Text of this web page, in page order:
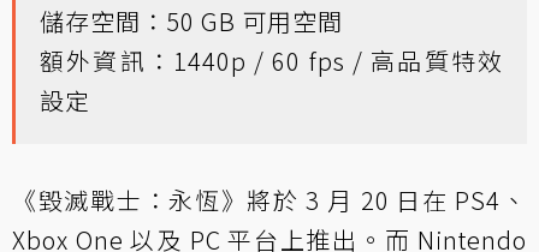
儲存空間：50 GB 可用空間
額外資訊：1440p / 60 fps / 高品質特效
設定
《毀滅戰士：永恆》將於 3 月 20 日在 PS4、
Xbox One 以及 PC 平台上推出。而 Nintendo